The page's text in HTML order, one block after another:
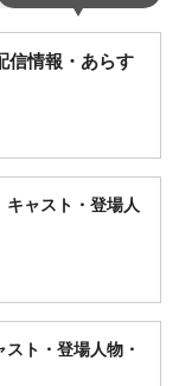
信情報・あらす
ャスト・登場人
ト・登場人物・